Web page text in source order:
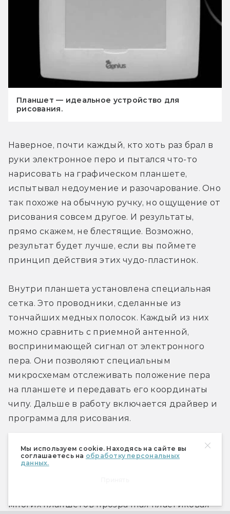
Мы используем cookie. Находясь на сайте вы
соглашаетесь на обработку персональных
данных.
Планшет — идеальное устройство для
рисования.
Наверное, почти каждый, кто хоть раз брал в
руки электронное перо и пытался что-то
нарисовать на графическом планшете,
испытывал недоумение и разочарование. Оно
так похоже на обычную ручку, но ощущение от
рисования совсем другое. И результаты,
прямо скажем, не блестящие. Возможно,
результат будет лучше, если вы поймете
принцип действия этих чудо-пластинок.
Внутри планшета установлена специальная
сетка. Это проводники, сделанные из
тончайших медных полосок. Каждый из них
можно сравнить с приемной антенной,
воспринимающей сигнал от электронного
пера. Они позволяют специальным
микросхемам отслеживать положение пера
на планшете и передавать его координаты
чипу. Дальше в работу включается драйвер и
программа для рисования.
Когда мы проводим пером по активной
области планшета, то на экране, если у нас
многих планшетов прозрачная пластиковая